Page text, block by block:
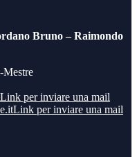
Bruno – Raimondo
Mestre
Link per inviare una mail
Link per inviare una mail